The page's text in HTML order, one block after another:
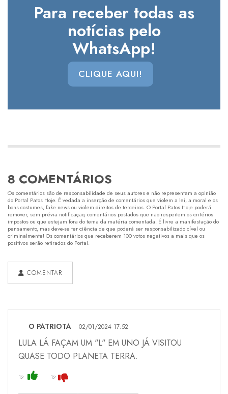
Para receber todas as
notícias pelo
WhatsApp!
CLIQUE AQUI!
8 COMENTÁRIOS
Os comentários são de responsabilidade de seus autores e não representam a opinião
do Portal Patos Hoje. É vedada a inserção de comentários que violem a lei, a moral e os
bons costumes, fake news ou violem direitos de terceiros. O Portal Patos Hoje poderá
remover, sem prévia notificação, comentários postados que não respeitem os critérios
impostos ou que estejam fora do tema da matéria comentada. É livre a manifestação do
pensamento, mas deve-se ter ciência de que poderá ser responsabilizado cível ou
criminalmente! Os comentários que receberem 100 votos negativos a mais que os
positivos serão retirados do Portal.
COMENTAR
O PATRIOTA 02/01/2024 17:52
LULA LÁ FAÇAM UM "L" EM UNO JÁ VISITOU
QUASE TODO PLANETA TERRA.
12 12